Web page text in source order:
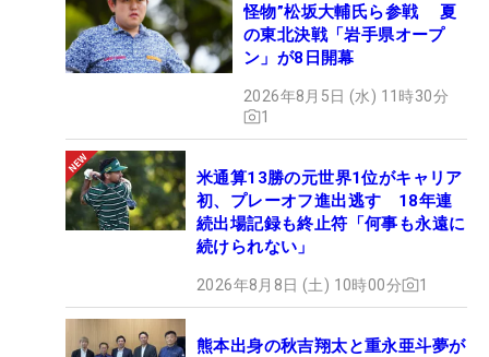
怪物”松坂大輔氏ら参戦 夏
の東北決戦「岩手県オープ
ン」が8日開幕
2026年8月5日 (水) 11時30分
1
米通算13勝の元世界1位がキャリア
初、プレーオフ進出逃す 18年連
続出場記録も終止符「何事も永遠に
続けられない」
2026年8月8日 (土) 10時00分 1
熊本出身の秋吉翔太と重永亜斗夢が